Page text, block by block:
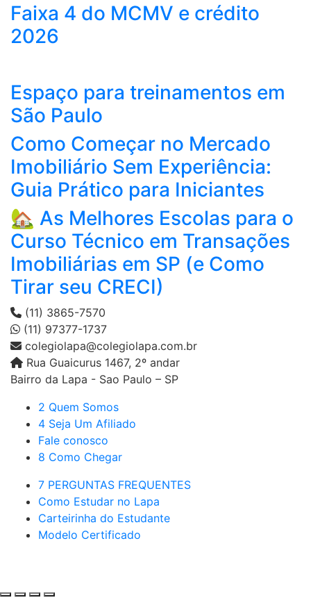
Faixa 4 do MCMV e crédito
2026
Espaço para treinamentos em
São Paulo
Como Começar no Mercado
Imobiliário Sem Experiência:
Guia Prático para Iniciantes
🏡 As Melhores Escolas para o
Curso Técnico em Transações
Imobiliárias em SP (e Como
Tirar seu CRECI)
(11) 3865-7570
(11) 97377-1737
colegiolapa@colegiolapa.com.br
Rua Guaicurus 1467, 2º andar
Bairro da Lapa - Sao Paulo – SP
2 Quem Somos
4 Seja Um Afiliado
Fale conosco
8 Como Chegar
7 PERGUNTAS FREQUENTES
Como Estudar no Lapa
Carteirinha do Estudante
Modelo Certificado